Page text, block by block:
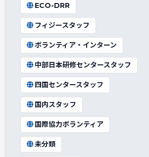
ECO-DRR
フィジースタッフ
ボランティア・インターン
中部日本研修センタースタッフ
四国センタースタッフ
国内スタッフ
国際協力ボランティア
未分類